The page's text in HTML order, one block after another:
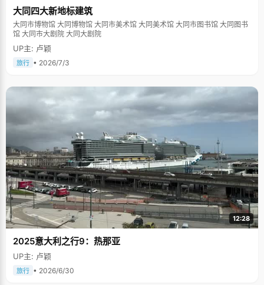
大同四大新地标建筑
大同市博物馆 大同博物馆 大同市美术馆 大同美术馆 大同市图书馆 大同图书
馆 大同市大剧院 大同大剧院
UP主: 卢颖
旅行 • 2026/7/3
12:28
2025意大利之行9：热那亚
UP主: 卢颖
旅行 • 2026/6/30